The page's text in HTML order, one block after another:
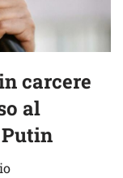
carcere
al